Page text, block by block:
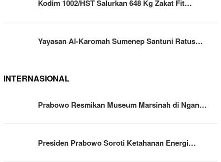
Kodim 1002/HST Salurkan 648 Kg Zakat Fit…
Yayasan Al-Karomah Sumenep Santuni Ratus…
INTERNASIONAL
Prabowo Resmikan Museum Marsinah di Ngan…
Presiden Prabowo Soroti Ketahanan Energi…